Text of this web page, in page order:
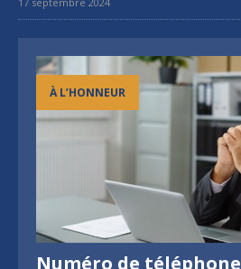
À L’HONNEUR
Numéro de téléphone